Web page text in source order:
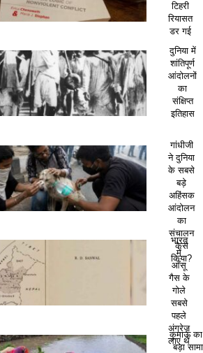
टिहरी
रियासत
डर गई
दुनिया में
शांतिपूर्ण
आंदोलनों
का
संक्षिप्त
इतिहास
गांधीजी
ने दुनिया
के सबसे
बड़े
अहिंसक
आंदोलन
का
संचालन
कैसे
किया?
भारत
में
आँसू
गैस के
गोले
सबसे
पहले
अंग्रेज़
लाए थे
कुमाऊं
बड़ा